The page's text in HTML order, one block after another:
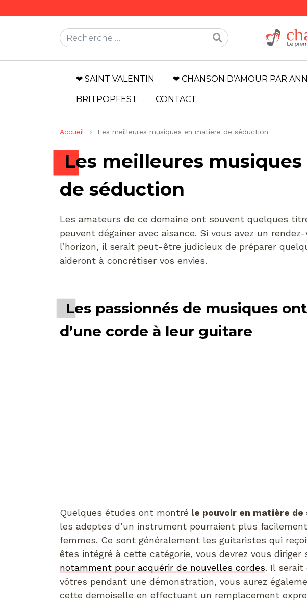
Rechercher
❤ SAINT VALENTIN ❤ CHANSON D’AMOUR PAR
BRITPOPFEST CONTACT
Accueil Les meilleures musiques en matière de séduction
Les meilleures
de séduction
Les amateurs de ce domaine ont souvent quelques
peuvent dégainer avec aisance. Si vous avez un
l’horizon, il serait peut-être judicieux de préparer
aideront à concrétiser vos envies.
Les passionnés de musiques
d’une corde à leur guitare
Quelques études ont montré le pouvoir en matière
les adeptes d’un instrument pourraient plus
femmes. Ce sont généralement les guitaristes qui
êtes intégré à cette catégorie, vous devrez vous diriger
notamment pour acquérir de nouvelles cordes. Il serait
vôtres pendant une démonstration, vous aurez
cette demoiselle en effectuant un remplacement